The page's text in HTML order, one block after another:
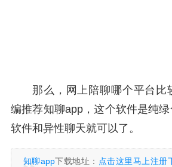
那么，网上陪聊哪个平台比
编推荐知聊app，这个软件是纯
软件和异性聊天就可以了。
知聊app下载地址： 点击这里马上注册